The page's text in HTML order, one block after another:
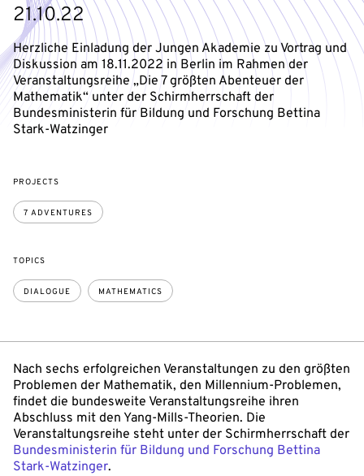
21.10.22
Herzliche Einladung der Jungen Akademie zu Vortrag und
Diskussion am 18.11.2022 in Berlin im Rahmen der
Veranstaltungsreihe „Die 7 größten Abenteuer der
Mathematik“ unter der Schirmherrschaft der
Bundesministerin für Bildung und Forschung Bettina
Stark-Watzinger
PROJECTS
7 ADVENTURES
TOPICS
DIALOGUE MATHEMATICS
Nach sechs erfolgreichen Veranstaltungen zu den größten
Problemen der Mathematik, den Millennium-Problemen,
findet die bundesweite Veranstaltungsreihe ihren
Abschluss mit den Yang-Mills-Theorien. Die
Veranstaltungsreihe steht unter der Schirmherrschaft der
Bundesministerin für Bildung und Forschung Bettina
Stark-Watzinger.